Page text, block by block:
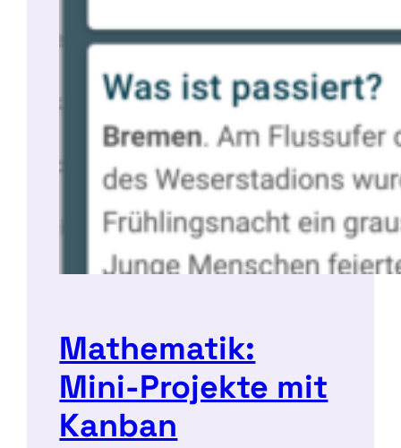
Mathematik:
Mini-Projekte mit
Kanban